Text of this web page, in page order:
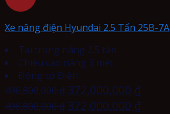
Xe nâng điện Hyundai 2.5 Tấn 25B-7A
Tải trọng nâng 2.5 tấn
Chiều cao nâng 3 mét
Động cợ Điện
496,800,000₫ 372,000,000 ₫
496,800,000₫ 372,000,000 ₫